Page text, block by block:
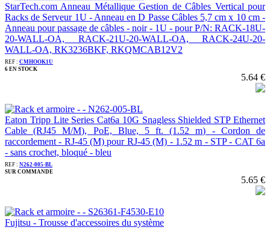
StarTech.com Anneau Métallique Gestion de Câbles Vertical pour
Racks de Serveur 1U - Anneau en D Passe Câbles 5,7 cm x 10 cm -
Anneau pour passage de câbles - noir - 1U - pour P/N: RACK-18U-
20-WALL-OA, RACK-21U-20-WALL-OA, RACK-24U-20-
WALL-OA, RK3236BKF, RKQMCAB12V2
REF : CMHOOK1U
6 EN STOCK
5.64 €
Eaton Tripp Lite Series Cat6a 10G Snagless Shielded STP Ethernet
Cable (RJ45 M/M), PoE, Blue, 5 ft. (1.52 m) - Cordon de
raccordement - RJ-45 (M) pour RJ-45 (M) - 1.52 m - STP - CAT 6a
- sans crochet, bloqué - bleu
REF : N262-005-BL
SUR COMMANDE
5.65 €
Fujitsu - Trousse d'accessoires du système